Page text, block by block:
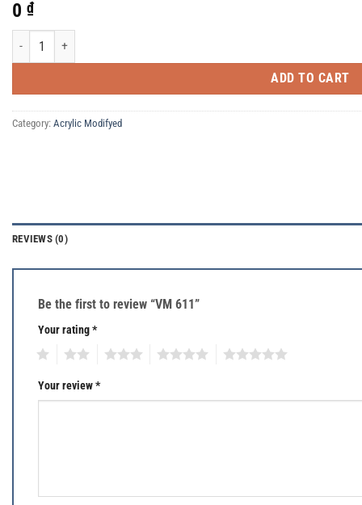
0 ₫
VM 611 quantity
ADD TO CART
Category: Acrylic Modifyed
REVIEWS (0)
Be the first to review “VM 611”
Your rating*
Your review*